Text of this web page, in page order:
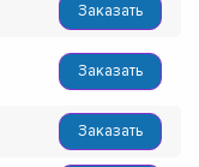
Заказать
Заказать
Заказать